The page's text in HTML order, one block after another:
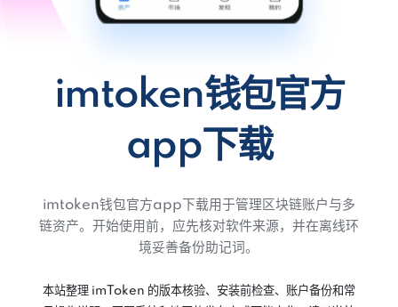
imtoken钱包官方
app下载
imtoken钱包官方app下载用于管理区块链账户与多
链资产。开始使用前，应先核对软件来源，并在离线环
境妥善备份助记词。
本站整理 imToken 的版本核验、安装前检查、账户备份和常